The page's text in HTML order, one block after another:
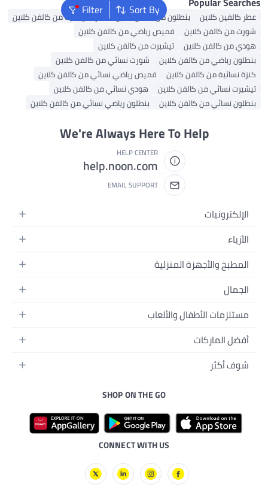
Sort By
Filter من كالفن كلاين
كنزات رياضية من كالفن كلاين
قميص رياضي من كالفن كلاين
تيشيرت من كالفن كلاين
شورت نسائي من كالفن كلاين
قميص رياضي نسائي من كالفن كلاين
هودي نسائي من كالفن كلاين
بنطلون رياضي نسائي من كالفن كلاين
We're Always Here
help.noon.com